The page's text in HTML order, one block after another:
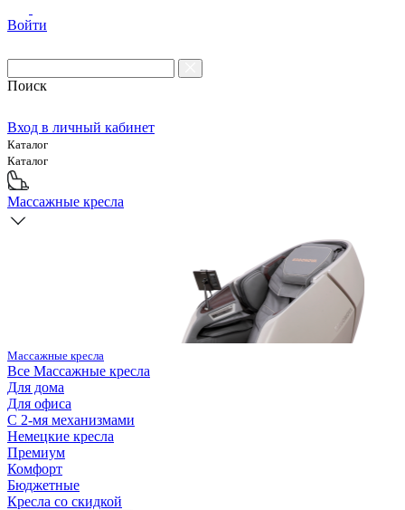
Войти
Поиск
Вход в личный кабинет
Каталог
Каталог
Массажные кресла
Массажные кресла
Все Массажные кресла
Для дома
Для офиса
С 2-мя механизмами
Немецкие кресла
Премиум
Комфорт
Бюджетные
Кресла со скидкой